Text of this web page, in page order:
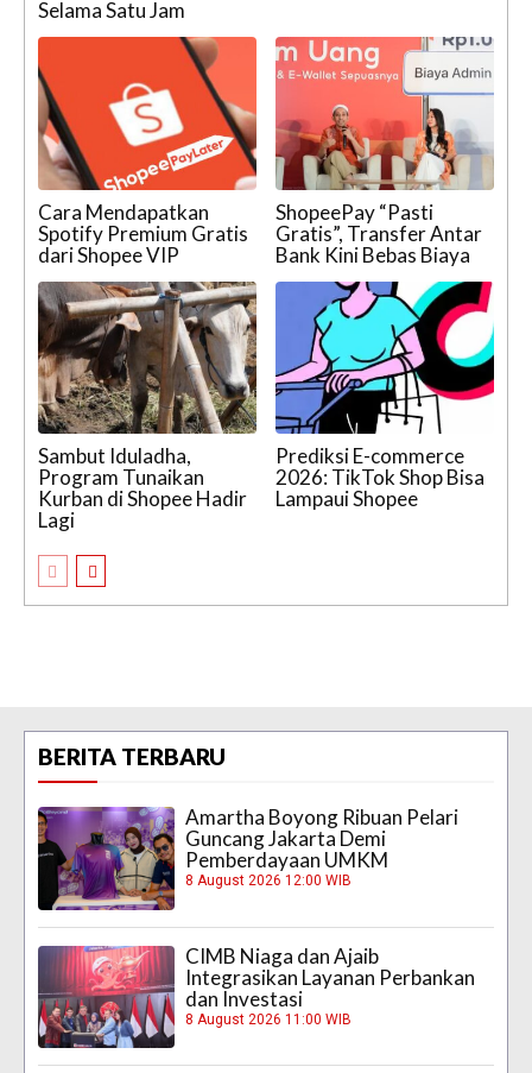
Selama Satu Jam
Cara Mendapatkan
Spotify Premium Gratis
dari Shopee VIP
ShopeePay “Pasti
Gratis”, Transfer Antar
Bank Kini Bebas Biaya
Sambut Iduladha,
Program Tunaikan
Kurban di Shopee Hadir
Lagi
Prediksi E-commerce
2026: TikTok Shop Bisa
Lampaui Shopee
BERITA TERBARU
Amartha Boyong Ribuan Pelari
Guncang Jakarta Demi
Pemberdayaan UMKM
8 August 2026 12:00 WIB
CIMB Niaga dan Ajaib
Integrasikan Layanan Perbankan
dan Investasi
8 August 2026 11:00 WIB